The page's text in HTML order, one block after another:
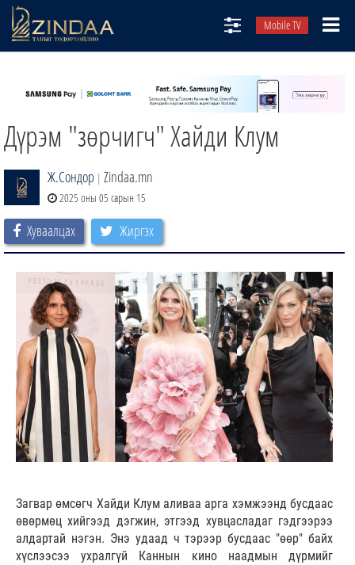
Mobile TV
ТВ8
ӨГЛӨӨНИЙ СОНИН
АУДИО ЗОХИОЛ
ЗИНДАА СЭТГҮҮЛ
Дүрэм "зөрчигч" Хайди Клум
Ж.Сондор | Zindaa.mn
2025 оны 05 сарын 15
Хуваалцах Жиргэх
Загвар өмсөгч Хайди Клум аливаа арга хэмжээнд бусдаас
өвөрмөц хийгээд дэгжин, этгээд хувцасладаг гэдгээрээ
алдартай нэгэн. Энэ удаад ч тэрээр бусдаас "өөр" байх
хүслээсээ ухралгүй Каннын кино наадмын дүрмийг